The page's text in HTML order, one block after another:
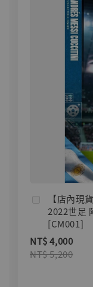
【店內
2022世足
[CM001]
NT$ 4,000
NT$ 5,200